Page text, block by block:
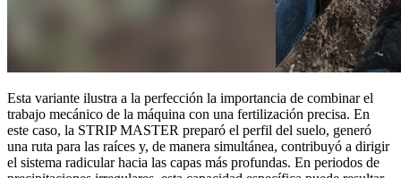
Esta variante ilustra a la perfección la importancia de combinar el
trabajo mecánico de la máquina con una fertilización precisa. En
este caso, la STRIP MASTER preparó el perfil del suelo, generó
una ruta para las raíces y, de manera simultánea, contribuyó a dirigir
el sistema radicular hacia las capas más profundas. En periodos de